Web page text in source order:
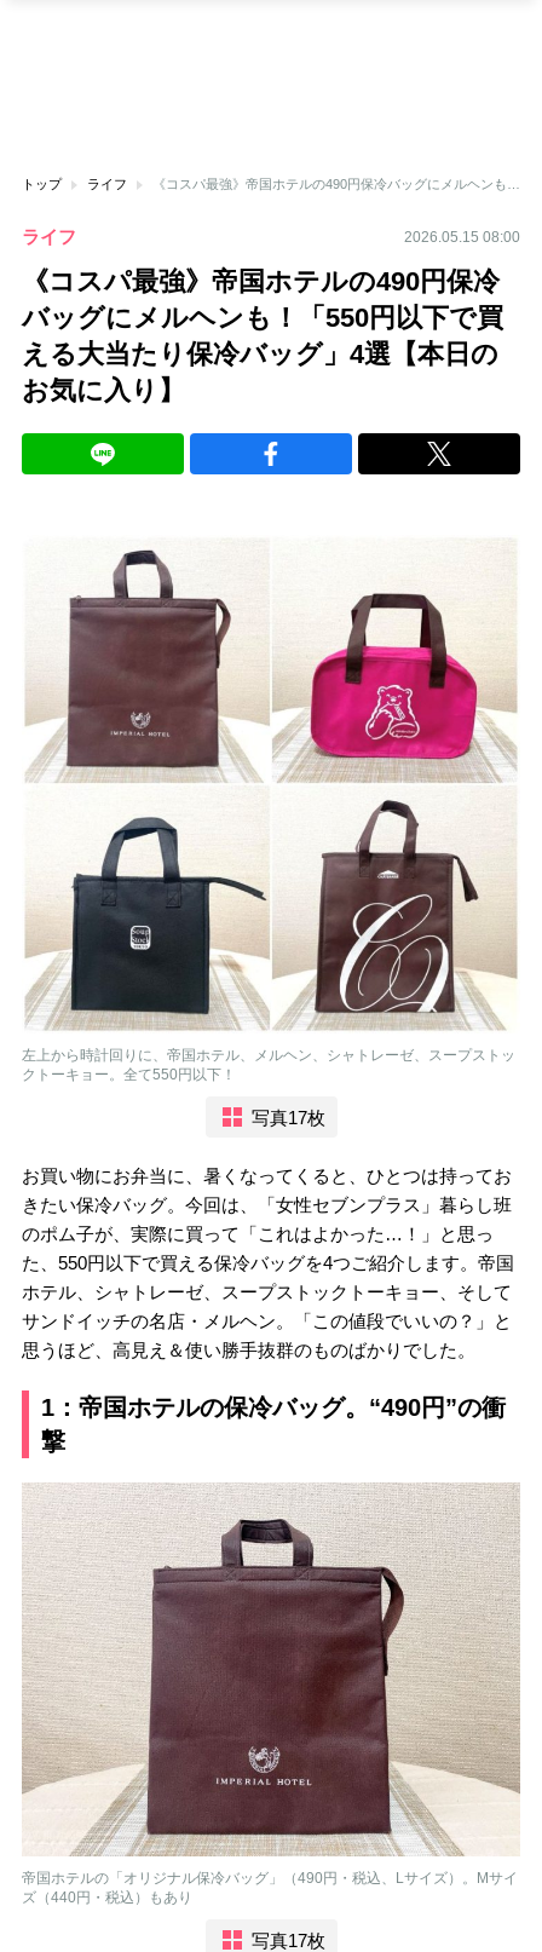
トップ ライフ
ライフ 2026.05.15 08:00
《コスパ最強》帝国ホテルの490円保冷
バッグにメルヘンも！「550円以下で買
える大当たり保冷バッグ」4選【本日の
お気に入り】
左上から時計回りに、帝国ホテル、メルヘン、シャトレーゼ、スープストッ
クトーキョー。全て550円以下！
写真17枚
お買い物にお弁当に、暑くなってくると、ひとつは持ってお
きたい保冷バッグ。今回は、「女性セブンプラス」暮らし班
のポム子が、実際に買って「これはよかった…！」と思っ
た、550円以下で買える保冷バッグを4つご紹介します。帝国
ホテル、シャトレーゼ、スープストックトーキョー、そして
サンドイッチの名店・メルヘン。「この値段でいいの？」と
思うほど、高見え＆使い勝手抜群のものばかりでした。
1：帝国ホテルの保冷バッグ。“490円”の衝
撃
帝国ホテルの「オリジナル保冷バッグ」（490円・税込、Lサイズ）。Mサイ
ズ（440円・税込）もあり
写真17枚